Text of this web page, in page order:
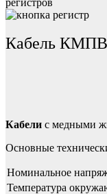
Кабель
Кабели с медными
Основные
Номинальное
Температура